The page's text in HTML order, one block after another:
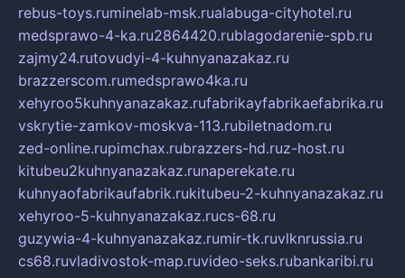
rebus-toys.ruminelab-msk.rualabuga-cityhotel.ru
medsprawo-4-ka.ru2864420.rublagodarenie-spb.ru
zajmy24.rutovudyi-4-kuhnyanazakaz.ru
brazzerscom.rumedsprawo4ka.ru
xehyroo5kuhnyanazakaz.rufabrikayfabrikaefabrika.ru
vskrytie-zamkov-moskva-113.rubiletnadom.ru
zed-online.rupimchax.rubrazzers-hd.ruz-host.ru
kitubeu2kuhnyanazakaz.runaperekate.ru
kuhnyaofabrikaufabrik.rukitubeu-2-kuhnyanazakaz.ru
xehyroo-5-kuhnyanazakaz.rucs-68.ru
guzywia-4-kuhnyanazakaz.rumir-tk.ruvlknrussia.ru
cs68.ruvladivostok-map.ruvideo-seks.rubankaribi.ru